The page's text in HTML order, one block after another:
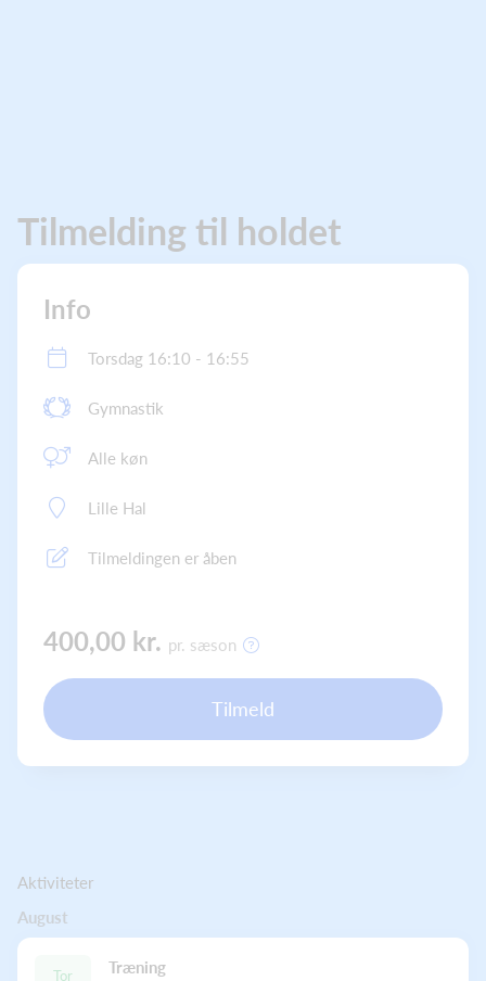
Tilmelding til holdet
Info
Torsdag 16:10 - 16:55
Gymnastik
Alle køn
Lille Hal
Tilmeldingen er åben
400,00 kr. pr. sæson
Tilmeld
Aktiviteter
August
Tor Træning